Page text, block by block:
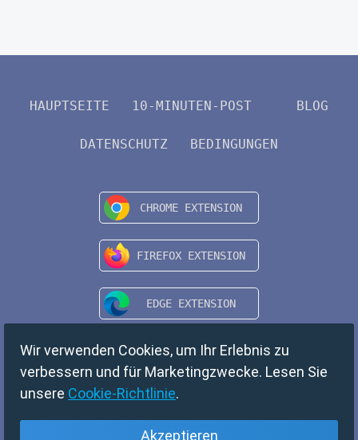
HAUPTSEITE 10-MINUTEN-POST BLOG
DATENSCHUTZ BEDINGUNGEN
Wir verwenden Cookies, um Ihr Erlebnis zu
verbessern und für Marketingzwecke. Lesen Sie
unsere Cookie-Richtlinie.
Akzeptieren